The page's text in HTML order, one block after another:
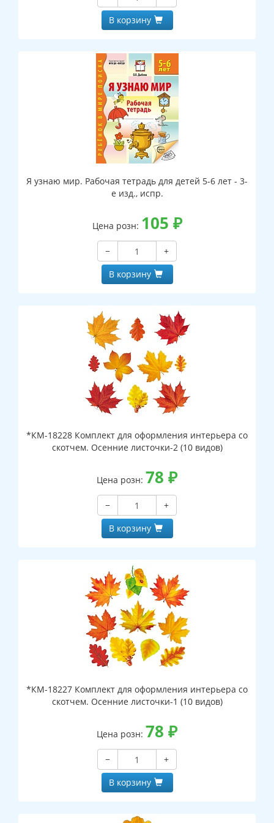
В корзину
Я узнаю мир. Рабочая тетрадь для детей 5-6 лет - 3-
е изд., испр.
Цена розн: 105 ₽
−
+
В корзину
*КМ-18228 Комплект для оформления интерьера со
скотчем. Осенние листочки-2 (10 видов)
Цена розн: 78 ₽
−
+
В корзину
*КМ-18227 Комплект для оформления интерьера со
скотчем. Осенние листочки-1 (10 видов)
Цена розн: 78 ₽
−
+
В корзину